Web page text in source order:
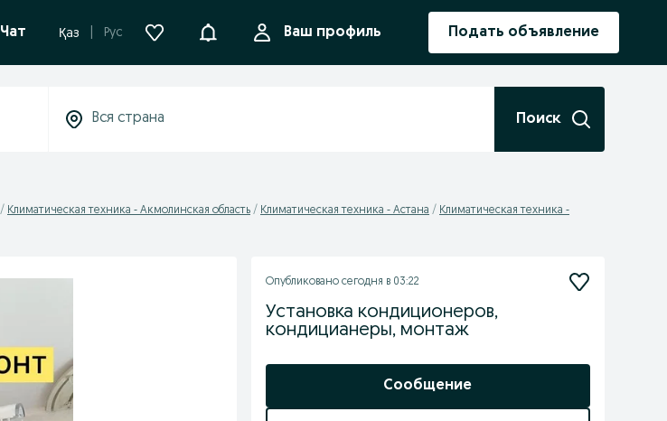
Чат Қаз Рус УведомленияВаш профиль Подать объявление
Поиск
Климатическая техника - Акмолинская область Климатическая техника - Астана
Климатическая техника -
Опубликовано сегодня в 03:22
Установка кондиционеров,
кондицианеры, монтаж
Сообщение